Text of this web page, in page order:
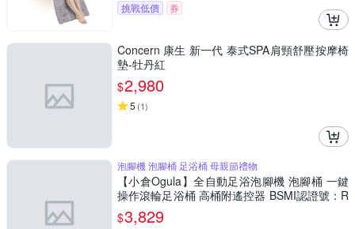
挑戰低價 券
Concern 康生 新一代 泰式SPA肩頸舒壓按摩椅
墊-牡丹紅
$2,980
5 (1)
泡腳機 泡腳桶 足浴桶 母親節禮物
【小倉Ogula】全自動足浴泡腳機 泡腳桶 一鍵
操作滾輪足浴桶 高桶附遙控器 BSMI認證號：R
3E558 母親節禮物
$3,829